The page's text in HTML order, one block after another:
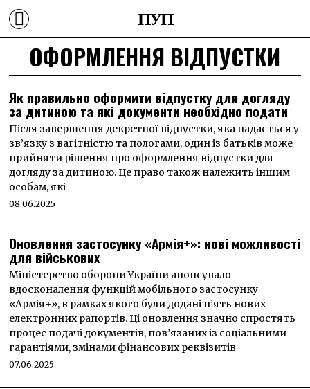
ПУП
ОФОРМЛЕННЯ ВІДПУСТКИ
Як правильно оформити відпустку для догляду
за дитиною та які документи необхідно подати
Після завершення декретної відпустки, яка надається у
зв’язку з вагітністю та пологами, один із батьків може
прийняти рішення про оформлення відпустки для
догляду за дитиною. Це право також належить іншим
особам, які
08.06.2025
Оновлення застосунку «Армія+»: нові можливості
для військових
Міністерство оборони України анонсувало
вдосконалення функцій мобільного застосунку
«Армія+», в рамках якого були додані п’ять нових
електронних рапортів. Ці оновлення значно спростять
процес подачі документів, пов’язаних із соціальними
гарантіями, змінами фінансових реквізитів
07.06.2025